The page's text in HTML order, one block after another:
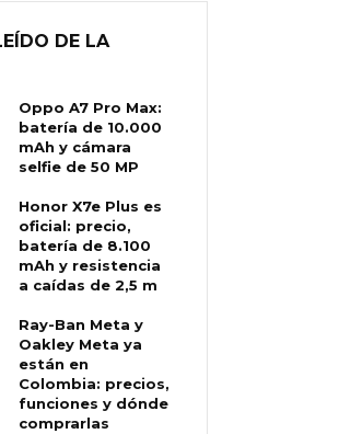
DE LA
Oppo A7 Pro Max:
batería de 10.000
mAh y cámara
selfie de 50 MP
Honor X7e Plus es
oficial: precio,
batería de 8.100
mAh y resistencia
a caídas de 2,5 m
Ray-Ban Meta y
Oakley Meta ya
están en
Colombia: precios,
funciones y dónde
comprarlas